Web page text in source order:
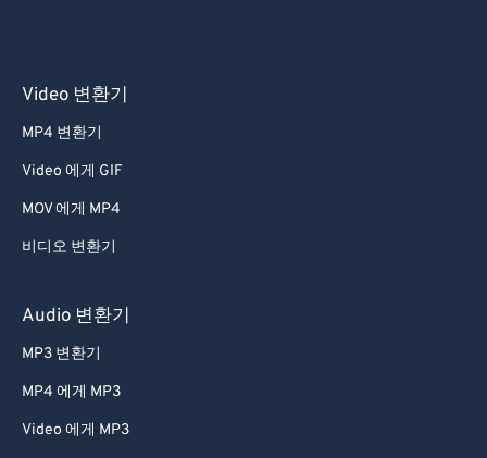
Video 변환기
MP4 변환기
Video 에게 GIF
MOV 에게 MP4
비디오 변환기
Audio 변환기
MP3 변환기
MP4 에게 MP3
Video 에게 MP3